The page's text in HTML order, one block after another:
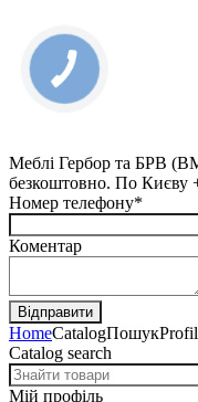
Меблі Гербор та БРВ
безкоштовно. По Києву
Номер телефону*
Коментар
HomeCatalogПошук
Catalog search
Мій профіль
КНОПКА
ЗВ'ЯЗКУ